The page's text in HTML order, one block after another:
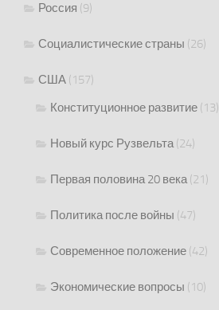
Россия (9)
Социалистические страны (26)
США (157)
Конституционное развитие (13)
Новый курс Рузвельта(24)
Первая половина 20 века(21)
Политика после войны (47)
Современное положение (42)
Экономические вопросы (10)